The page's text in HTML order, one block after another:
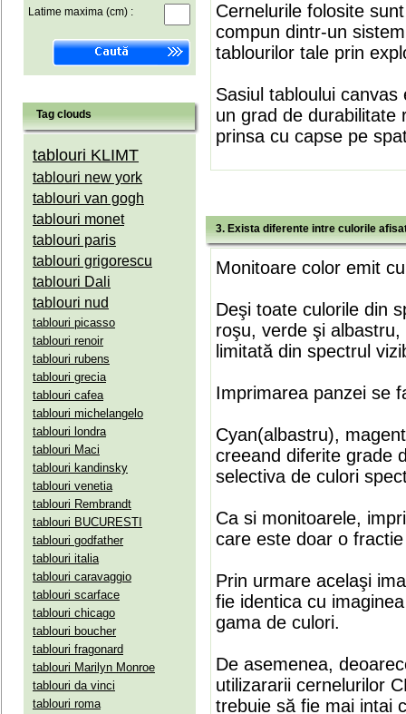
Latime maxima (cm) :
Tag clouds
tablouri KLIMT
tablouri new york
tablouri van gogh
tablouri monet
tablouri paris
tablouri grigorescu
tablouri Dali
tablouri nud
tablouri picasso
tablouri renoir
tablouri rubens
tablouri grecia
tablouri cafea
tablouri michelangelo
tablouri londra
tablouri Maci
tablouri kandinsky
tablouri venetia
tablouri Rembrandt
tablouri BUCURESTI
tablouri godfather
tablouri italia
tablouri caravaggio
tablouri scarface
tablouri chicago
tablouri boucher
tablouri fragonard
tablouri Marilyn Monroe
tablouri da vinci
tablouri roma
Cernelurile folosite
compun dintr-un
tablourilor tale prin
Sasiul tabloului
un grad de durabilitate
prinsa cu capse pe
3. Exista diferente intre culorile
Monitoare color emit
Deşi toate culorile din
roşu, verde şi
limitată din spectrul
Imprimarea panzei se
Cyan(albastru),
creeand diferite grade
selectiva de culori
Ca si monitoarele,
care este doar o
Prin urmare acelaşi
fie identica cu
gama de culori.
De asemenea,
utilizararii cernelurilor
trebuie să fie mai intai